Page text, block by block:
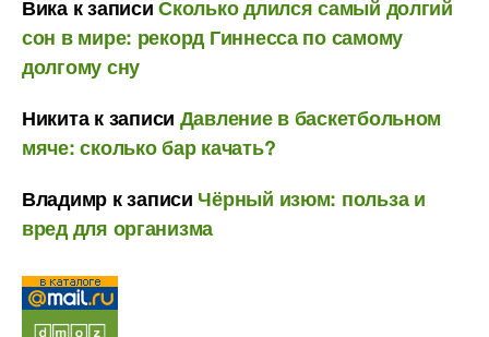
Викак записиСколько длился самый долгий
сон в мире: рекорд Гиннесса по самому
долгому сну
Никитак записи Давление в баскетбольном
мяче: сколько бар качать?
Владимр к записи Чёрный изюм: польза и
вред для организма